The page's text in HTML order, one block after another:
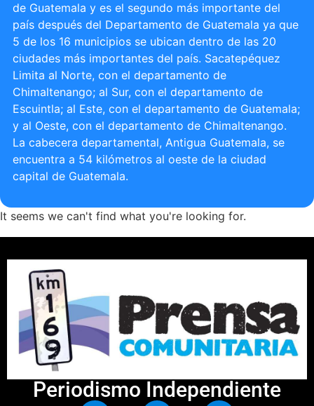
de Guatemala y es el segundo más importante del
país después del Departamento de Guatemala ya que
5 de los 16 municipios se ubican dentro de las 20
ciudades más importantes del país. Sacatepéquez
Limita al Norte, con el departamento de
Chimaltenango; al Sur, con el departamento de
Escuintla; al Este, con el departamento de Guatemala;
y al Oeste, con el departamento de Chimaltenango.
La cabecera departamental, Antigua Guatemala, se
encuentra a 54 kilómetros al oeste de la ciudad
capital de Guatemala.
It seems we can't find what you're looking for.
Periodismo Independiente